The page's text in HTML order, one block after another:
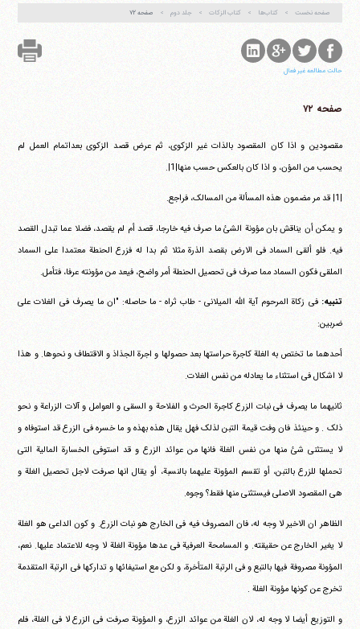
صفحه نخست
کتاب‌ها کتاب الزکات جلد دوم صفحه ۷۲
حالت مطالعه غیر فعال
صفحه ۷۲
مقصودین و اذا کان المقصود بالذات غیر الزکوی، ثم عرض قصد الزکوی بعداتمام العمل لم
یحسب من المؤن، و اذا کان بالعکس حسب منها|1|.
|1| قد مر مضمون هذه المسألة من المسالک، فراجع.
و یمکن أن یناقش بان مؤونة الشئ ما صرف فیه خارجا، قصد أم لم یقصد، فضلا عما تبدل القصد
فیه. فلو ألقی السماد فی الارض بقصد الذرة مثلا ثم بدا له فزرع الحنطة معتمدا علی السماد
الملقی فکون السماد مما صرف فی تحصیل الحنطة أمر واضح، فیعد من مؤونته عرفا، فتأمل.
تنبیه:فی زکاة المرحوم آیة الله المیلانی - طاب ثراه - ما حاصله: "ان ما یصرف فی الغلات علی
ضربین:
أحدهما ما تختص به الغلة کاجرة حراستها بعد حصولها و اجرة الجذاذ و الاقتطاف و نحوها. و هذا
لا اشکال فی استثناء ما یعادله من نفس الغلات.
ثانیهما ما یصرف فی نبات الزرع کاجرة الحرث و الفلاحة و السقی و العوامل و آلات الزراعة و نحو
ذلک . و حینئذ فان وفت قیمة التبن لذلک فهل یقال هذه بهذه و ما خسره فی الزرع قد استوفاه و
لا یستثنی شئ منها من نفس الغلة فانها من عوائد الزرع و قد استوفی الخسارة المالیة التی
تحملها للزرع بالتبن، أو تقسم المؤونة علیهما بالنسبة، أو یقال انها صرفت لاجل تحصیل الغلة و
هی المقصود الاصلی فیستثنی منها فقط؟ وجوه.
الظاهر ان الاخیر لا وجه له، فان المصروف فیه فی الخارج هو نبات الزرع. و کون الداعی هو الغلة
لا یغیر الخارج عن حقیقته. و المسامحة العرفیة فی عدها مؤونة الغلة لا وجه للاعتماد علیها. نعم،
المؤونة مصروفة فیها بالتبع و فی الرتبة المتأخرة، و لکن مع استیفائها و تدارکها فی الرتبة المتقدمة
تخرج عن کونها مؤونة الغلة .
و التوزیع أیضا لا وجه له، لان الغلة من عوائد الزرع، و المؤونة صرفت فی الزرع لا فی الغلة، فلم